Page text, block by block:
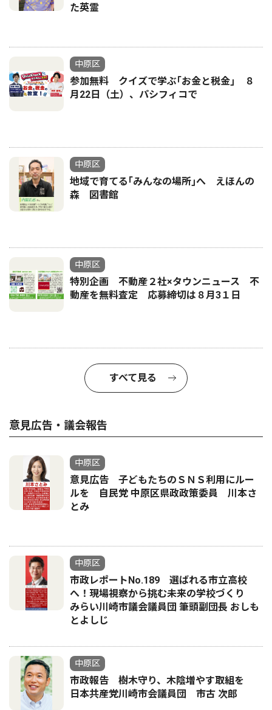
た英霊
中原区
参加無料 クイズで学ぶ｢お金と税金｣ ８
月22日（土）、パシフィコで
中原区
地域で育てる｢みんなの場所｣へ えほんの
森 図書館
中原区
特別企画 不動産２社×タウンニュース 不
動産を無料査定 応募締切は８月3１日
すべて見る
意見広告・議会報告
中原区
意見広告 子どもたちのＳＮＳ利用にルー
ルを 自民党 中原区県政政策委員 川本さ
とみ
中原区
市政レポートNo.189 選ばれる市立高校
へ！現場視察から挑む未来の学校づくり
みらい川崎市議会議員団 筆頭副団長 おしも
とよしじ
中原区
市政報告 樹木守り、木陰増やす取組を
日本共産党川崎市会議員団 市古 次郎